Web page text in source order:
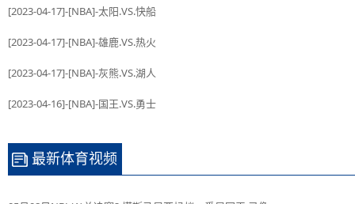
[2023-04-17]-[NBA]-太阳.VS.快船
[2023-04-17]-[NBA]-雄鹿.VS.热火
[2023-04-17]-[NBA]-灰熊.VS.湖人
[2023-04-16]-[NBA]-国王.VS.勇士
最新体育视频